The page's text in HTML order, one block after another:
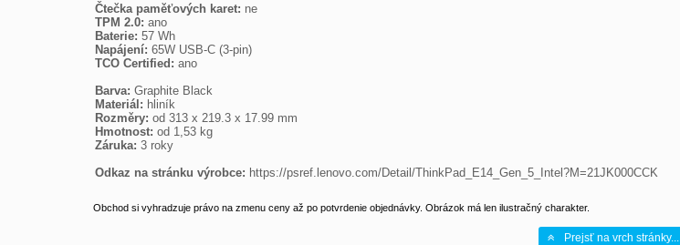
Čtečka paměťových karet:
TPM 2.0:
Baterie:
Napájení:
TCO Certified: ano
Barva:
Materiál:
Rozměry:
Hmotnost:
Záruka: 3 roky
Odkaz na stránku výrobce: https://psref.lenovo.com/Detail/ThinkPad_E14_Gen_5_Intel?M=21JK000CCK
Obchod si vyhradzuje právo na zmenu ceny až po potvrdenie objednávky. Obrázok má len ilustračný charakter.
Prejsť na vrch stránky...